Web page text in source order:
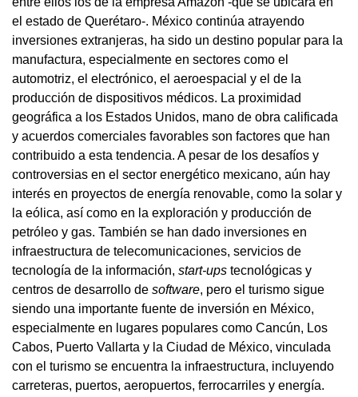
el estado de Querétaro-. México continúa atrayendo
inversiones extranjeras, ha sido un destino popular para la
manufactura, especialmente en sectores como el
automotriz, el electrónico, el aeroespacial y el de la
producción de dispositivos médicos. La proximidad
geográfica a los Estados Unidos, mano de obra calificada
y acuerdos comerciales favorables son factores que han
contribuido a esta tendencia. A pesar de los desafíos y
controversias en el sector energético mexicano, aún hay
interés en proyectos de energía renovable, como la solar y
la eólica, así como en la exploración y producción de
petróleo y gas. También se han dado inversiones en
infraestructura de telecomunicaciones, servicios de
tecnología de la información, start-ups tecnológicas y
centros de desarrollo de software, pero el turismo sigue
siendo una importante fuente de inversión en México,
especialmente en lugares populares como Cancún, Los
Cabos, Puerto Vallarta y la Ciudad de México, vinculada
con el turismo se encuentra la infraestructura, incluyendo
carreteras, puertos, aeropuertos, ferrocarriles y energía.